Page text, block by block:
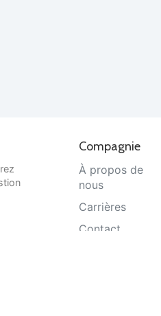
Compagnie
À propos de
nous
Carrières
Contact